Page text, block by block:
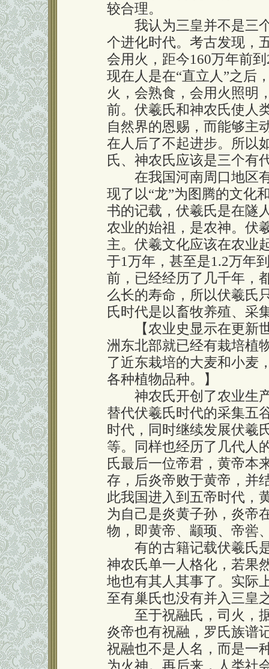
较合理。
我认为三皇并不是三个
个进化时代。考古发现，
会用火，距今160万年前
现在人是在“直立人”之后
火，会熟食，会用火照明
前。伏羲氏和神农氏使人
自然界的恩赐，而能够主
在人后了不起进步。所以
氏、神农氏应该是三个有
在我国河南周口地区有
现了以“龙”为图腾的文化
书的记载，伏羲氏是在隧
农业的始祖，是农神。伏
主。伏羲文化应该在农业
于1万年，甚至是1.2万年
前，已经经历了几千年，
么长的寿命，所以伏羲氏
氏时代是以畜牧养殖、采
【农业史显示在更新世
洲东北部就已经有栽培植
了近东栽培的大麦和小麦
各种植物品种。】
神农氏开创了农业生产
替代伏羲氏时代的采集五
时代，同时继续发展伏羲
等。同样也经历了几代人
氏最后一位帝君，黄帝本
存，后炎帝败于黄帝，并
此我国进入到五帝时代，
为自己是炎黄子孙，炎帝
物，即黄帝、颛顼、帝喾
有的古籍记载伏羲氏是
神农氏单一人格化，若果
地也有其人其事了。实际
至有巢氏也没有并入三皇
至于祝融氏，司火，据
炎帝也有祝融，罗氏族谱
祝融也不是人名，而是一
为火神。再后来，人类社